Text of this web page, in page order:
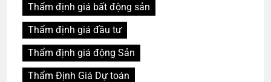
Thẩm định giá bất động sản
Thẩm định giá đầu tư
Thẩm định giá động Sản
Thẩm Định Giá Dự toán